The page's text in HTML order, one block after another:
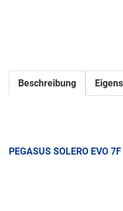
Beschreibung
PEGASUS SOLERO EVO